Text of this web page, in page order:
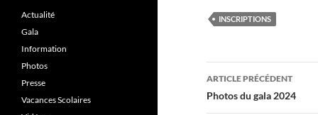
INSCRIPTIONS
Navigation
des
ARTICLE PRÉCÉDENT
Photos du gala 2024
Actualité
Gala
Information
Photos
Presse
Vacances Scolaires